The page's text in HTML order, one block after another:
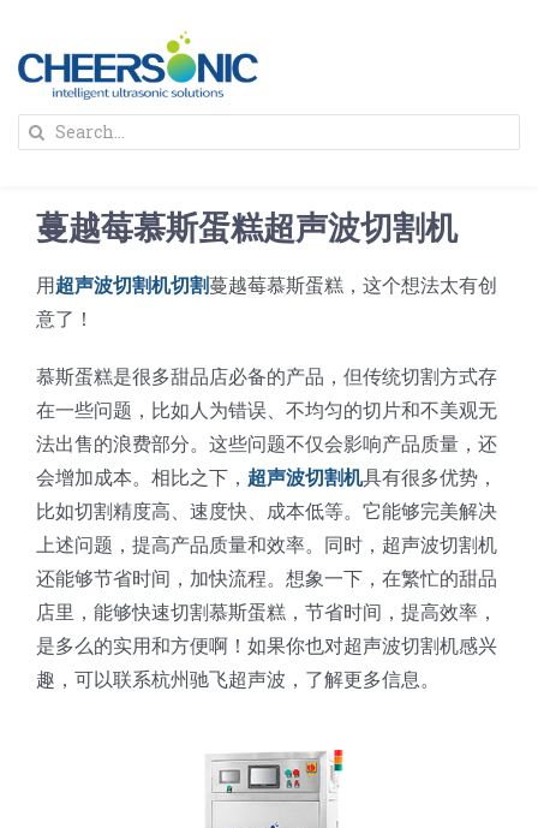
content
解决方案
蛋糕切割机
圆蛋糕切割机
蛋糕切块机
蛋糕切片机
三角蛋糕切割机
奶酪切片
圆形奶酪切片
块状奶酪切片
条状奶酪切片
三明治/披萨/寿司切割
披萨切割机
三明治切割机
面团
常温面团切割
糕点/糖果
超声波设备
公司新闻
关于我们
人才招聘
联系我们
Search
蔓越莓慕斯蛋糕超声波切割机
用超声波切割机切割蔓越莓慕斯蛋糕，这个想法太有创
意了！
慕斯蛋糕是很多甜品店必备的产品，但传统切割方式存
在一些问题，比如人为错误、不均匀的切片和不美观无
法出售的浪费部分。这些问题不仅会影响产品质量，还
会增加成本。相比之下， 超声波切割机具有很多优势，
比如切割精度高、速度快、成本低等。它能够完美解决
上述问题，提高产品质量和效率。同时，超声波切割机
还能够节省时间，加快流程。想象一下，在繁忙的甜品
店里，能够快速切割慕斯蛋糕，节省时间，提高效率，
是多么的实用和方便啊！如果你也对超声波切割机感兴
趣，可以联系杭州驰飞超声波，了解更多信息。